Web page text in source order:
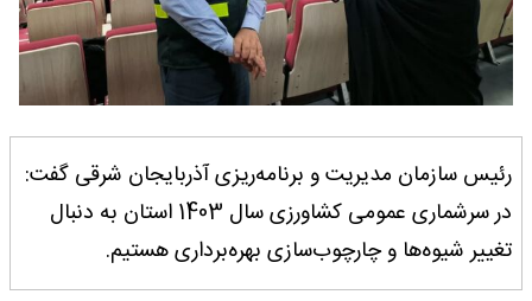
رئیس سازمان مدیریت و برنامه‌ریزی آذربایجان شرقی گفت:
در سرشماری عمومی کشاورزی سال 1403 استان به دنبال
تغییر شیوه‌ها و چارچوب‌سازی بهره‌برداری هستیم.